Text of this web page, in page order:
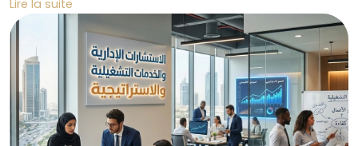
préparation des dossiers d'appel d'offres et le
respect des réglementations • Suivi de l'exécution des
contrats et des paiements dus
Lire la suite